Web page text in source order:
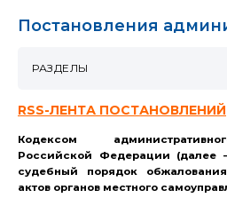
Постановления
RSS-ЛЕНТА ПОСТАНОВЛЕНИЙ
Кодексом
Российской Федерации (далее
судебный порядок
актов органов местного
РАЗДЕЛЫ